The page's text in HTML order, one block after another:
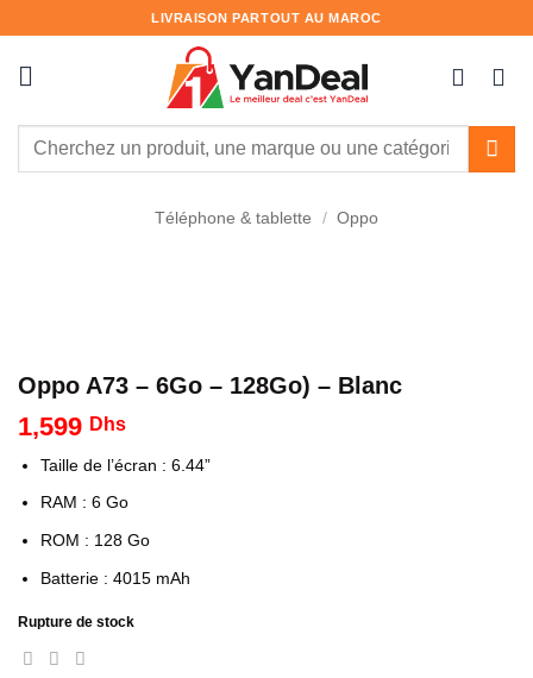
au
contenu
LIVRAISON PARTOUT AU MAROC
Recherche
Téléphone & tablette / Oppo
Oppo A73 – 6Go – 128Go) – Blanc
1,599 Dhs
Taille de l’écran : 6.44”
RAM : 6 Go
ROM : 128 Go
Batterie : 4015 mAh
Rupture de stock